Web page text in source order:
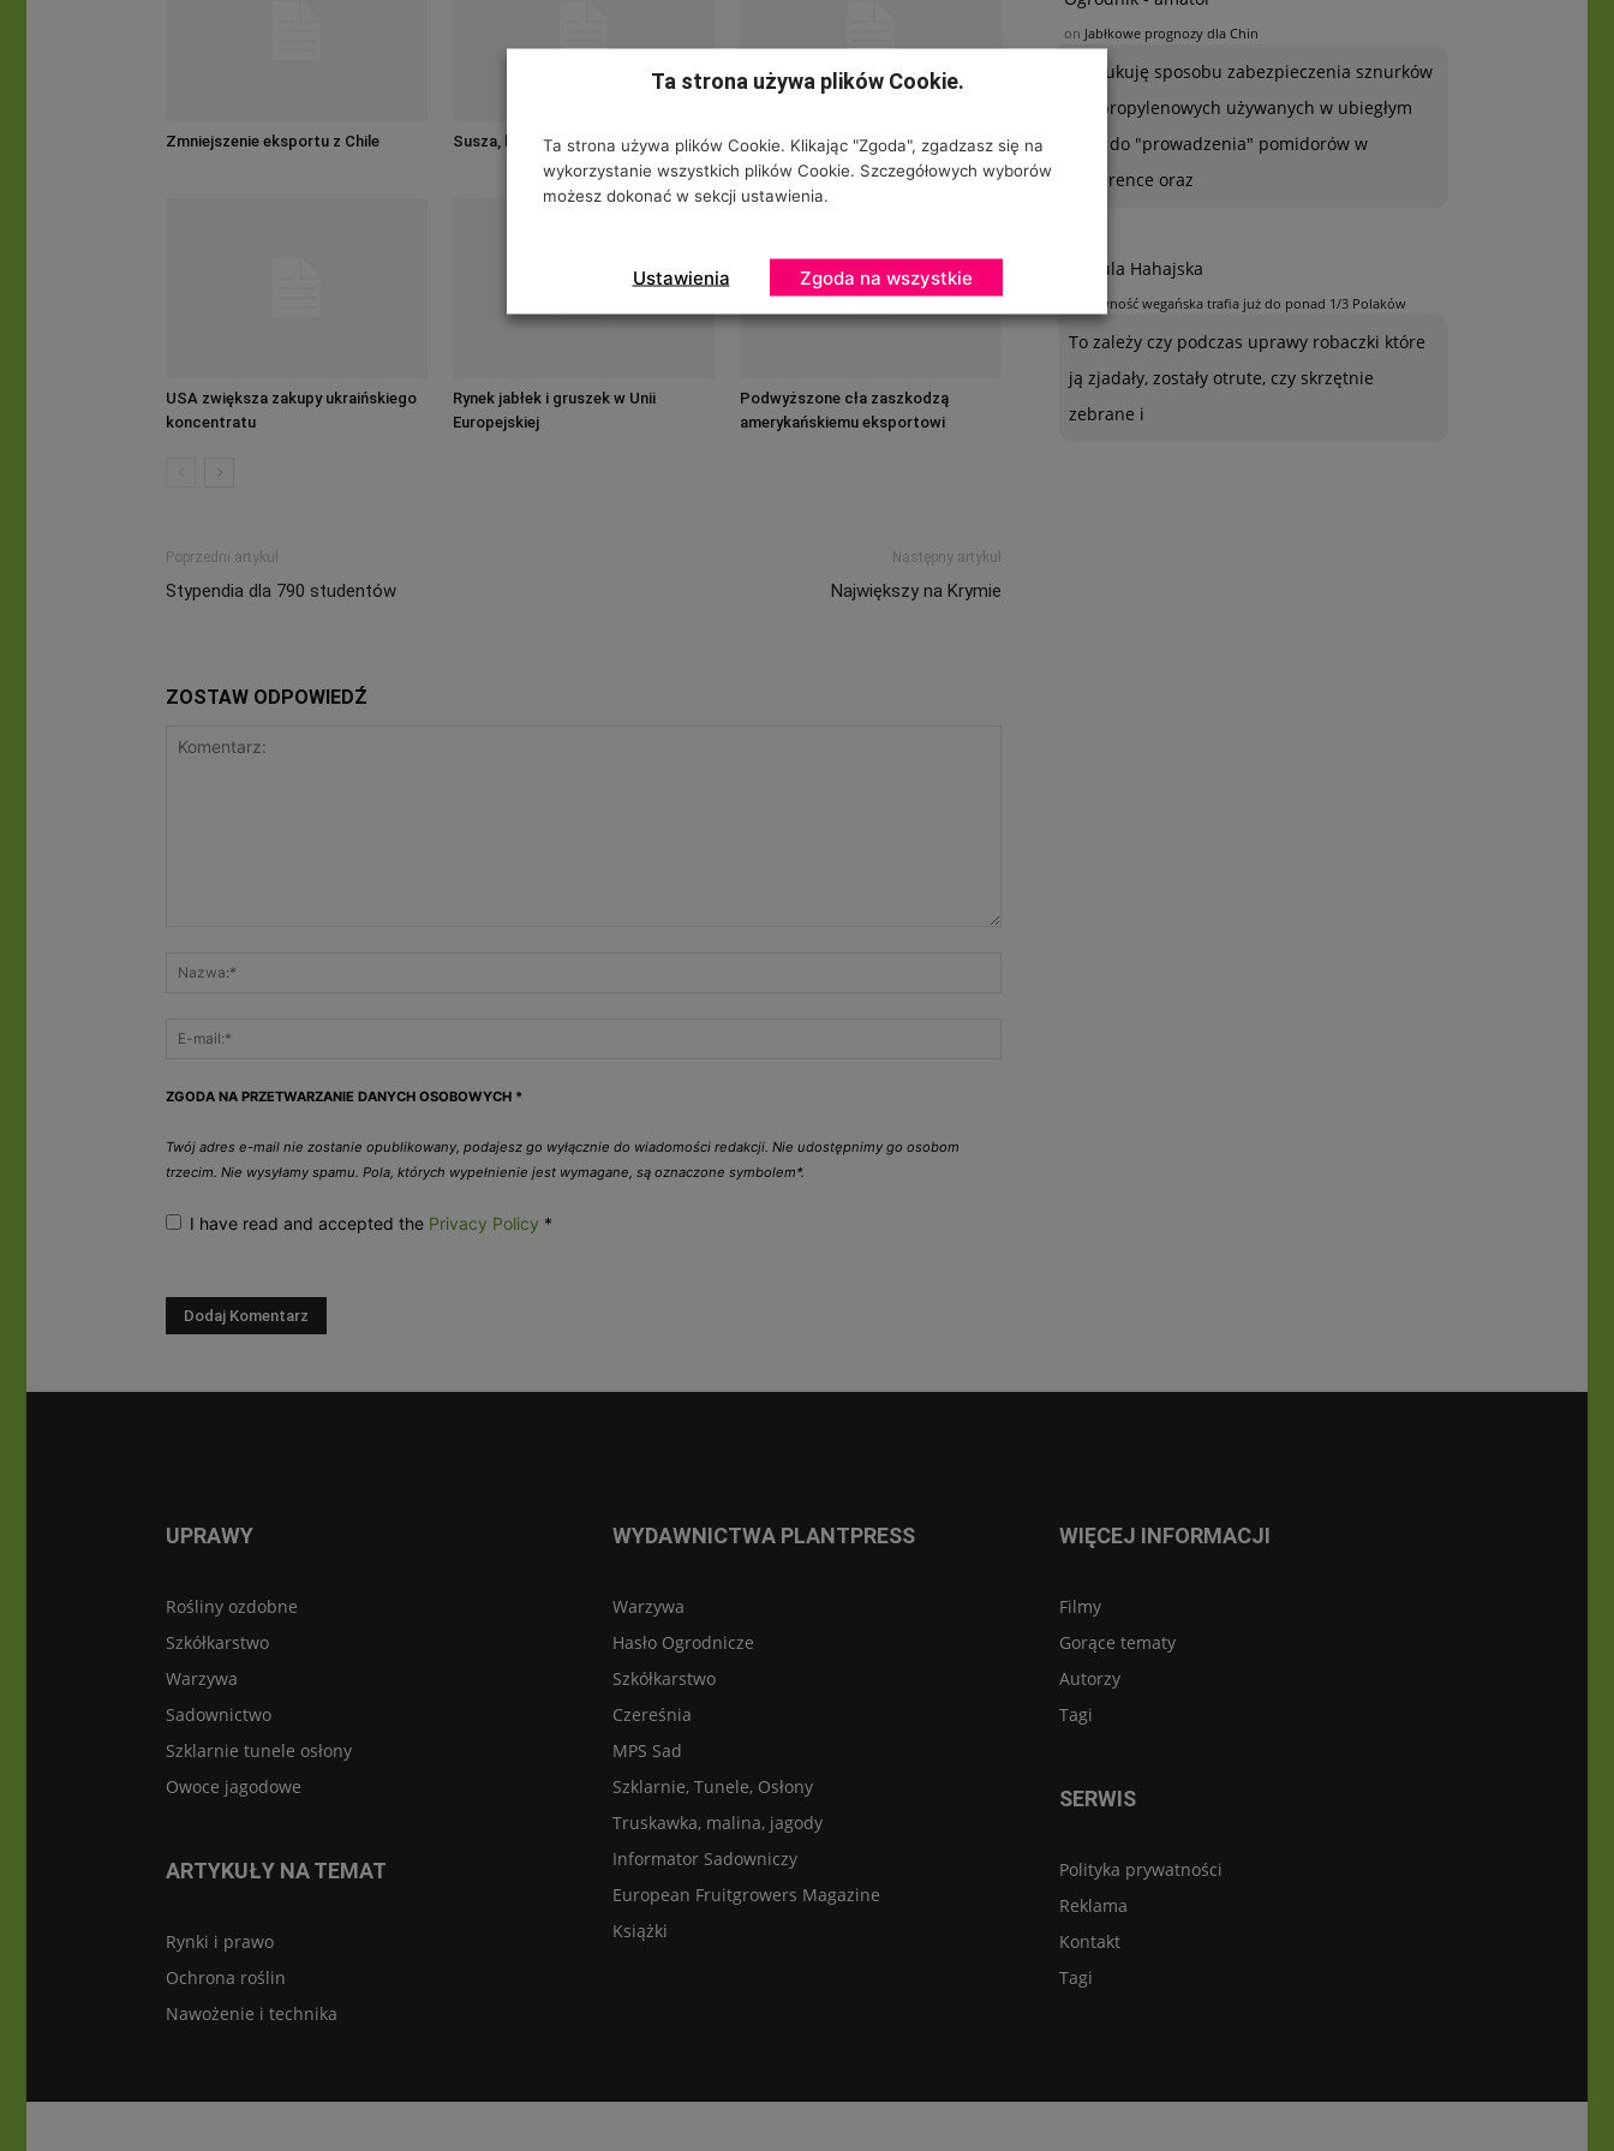
Zmniejszenie eksportu z Chile Susza, brexit, handel
Kolejna runda chińsko-
amerykańskiej wojny celnej
USA zwiększa zakupy ukraińskiego
koncentratu
Rynek jabłek i gruszek w Unii
Europejskiej
Podwyższone cła zaszkodzą
amerykańskiemu eksportowi
Poprzedni artykuł
Stypendia dla 790 studentów
Następny artykuł
Największy na Krymie
ZOSTAW ODPOWIEDŹ
ZGODA NA PRZETWARZANIE DANYCH OSOBOWYCH *
Twój adres e-mail nie zostanie opublikowany, podajesz go wyłącznie do wiadomości redakcji. Nie udostępnimy go osobom
trzecim. Nie wysyłamy spamu. Pola, których wypełnienie jest wymagane, są oznaczone symbolem*.
I have read and accepted the Privacy Policy *
on Jabłkowe prognozy dla Chin
Poszukuję sposobu zabezpieczenia sznurków
polipropylenowych używanych w ubiegłym
roku do "prowadzenia" pomidorów w
szklarence oraz
Urszula Hahajska
Żywność wegańska trafia już do ponad 1/3 Polaków
To zależy czy podczas uprawy robaczki które
ją zjadały, zostały otrute, czy skrzętnie
zebrane i
UPRAWY
Rośliny ozdobne
Szkółkarstwo
Warzywa
Sadownictwo
Szklarnie tunele osłony
Owoce jagodowe
ARTYKUŁY NA TEMAT
Rynki i prawo
Ochrona roślin
Nawożenie i technika
WYDAWNICTWA PLANTPRESS
Warzywa
Hasło Ogrodnicze
Szkółkarstwo
Czereśnia
MPS Sad
Szklarnie, Tunele, Osłony
Truskawka, malina, jagody
Informator Sadowniczy
European Fruitgrowers Magazine
Książki
WIĘCEJ INFORMACJI
Filmy
Gorące tematy
Autorzy
Tagi
SERWIS
Polityka prywatności
Reklama
Kontakt
Tagi
Ta strona używa plików Cookie.
Ta strona używa plików Cookie. Klikając "Zgoda", zgadzasz się na
wykorzystanie wszystkich plików Cookie. Szczegółowych wyborów
możesz dokonać w sekcji ustawienia.
Ustawienia Zgoda na wszystkie